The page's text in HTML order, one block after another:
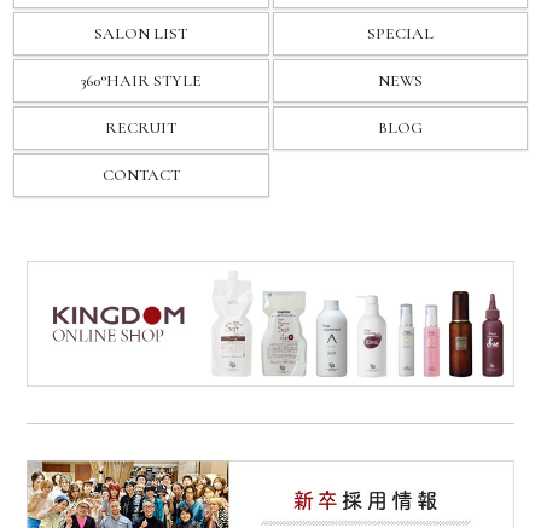
SALON LIST SPECIAL
360°HAIR STYLE NEWS
RECRUIT BLOG
CONTACT